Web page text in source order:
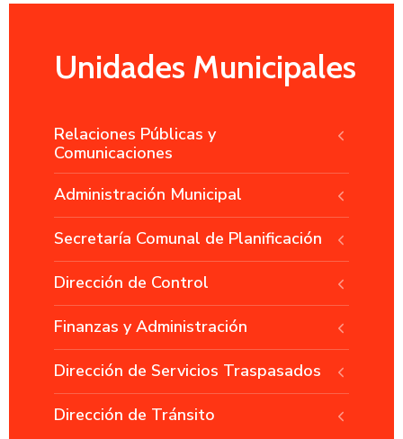
Unidades Municipales
Relaciones Públicas y
Comunicaciones
Administración Municipal
Secretaría Comunal de Planificación
Dirección de Control
Finanzas y Administración
Dirección de Servicios Traspasados
Dirección de Tránsito